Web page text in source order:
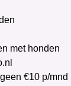
met honden
€10 p/mnd